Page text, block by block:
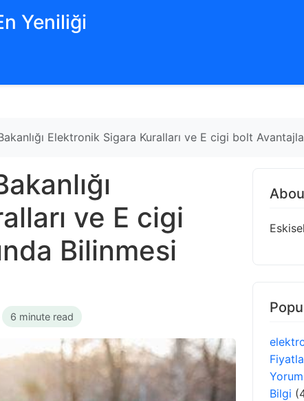
Yeniliği
Elektronik Sigara Kuralları ve E cigi bolt
ve E cigi
Bilinmesi
6 minute read
Yorum
Bilgi